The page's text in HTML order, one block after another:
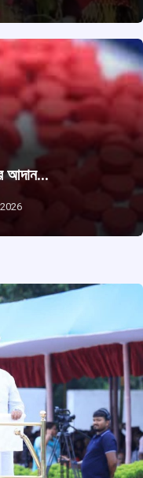
আদান…